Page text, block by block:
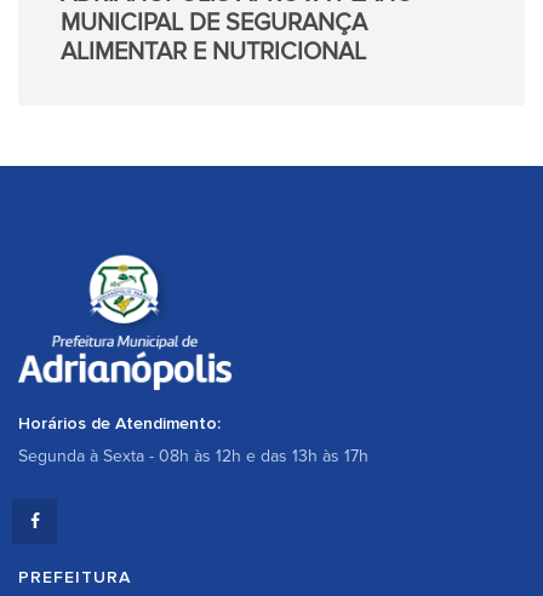
MUNICIPAL DE SEGURANÇA
ALIMENTAR E NUTRICIONAL
Horários de Atendimento:
Segunda à Sexta - 08h às 12h e das 13h às 17h
PREFEITURA